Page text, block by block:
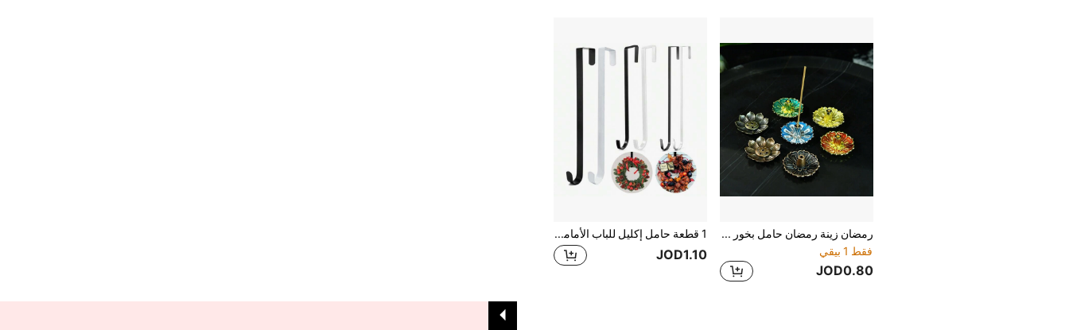
رمضان زينة رمضان حامل بخور ذو شكل زهرة اللوتس حامل البخور ، صينية بخور داخلية ، حامل بخور معدني
فقط 1 بيقي
JOD0.80
1 قطعة حامل إكليل للباب الأمامي، حامل إكليل للباب بحجم 12 إلى 15 بوصة، خطاف إكليل لتعليق ديكورات عيد الميلاد والخريف والترحيب، أفضل ديكور منزلي لأعياد الميلاد والشتاء والهدايا والزينة المنزلية
JOD1.10